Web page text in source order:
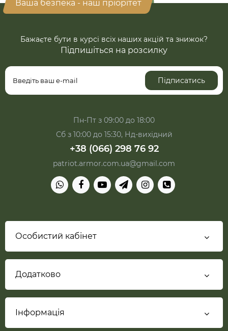
Ваша безпека - наш пріорітет
Бажаєте бути в курсі всіх наших акцій та знижок?
Підпишіться на розсилку
Підписатись
Пн-Пт з 09:00 до 18:00
Сб з 10:00 до 15:30, Нд-вихідний
+38 (066) 298 76 92
patriot.armor.com.ua@gmail.com
Особистий кабінет
Додатково
Інформація